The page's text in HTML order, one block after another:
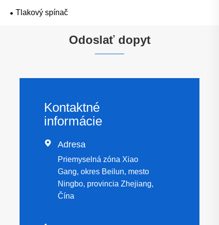
Tlakový spínač
Odoslať dopyt
Kontaktné
informácie
 Adresa
Priemyselná zóna Xiao
Gang, okres Beilun, mesto
Ningbo, provincia Zhejiang,
Čína